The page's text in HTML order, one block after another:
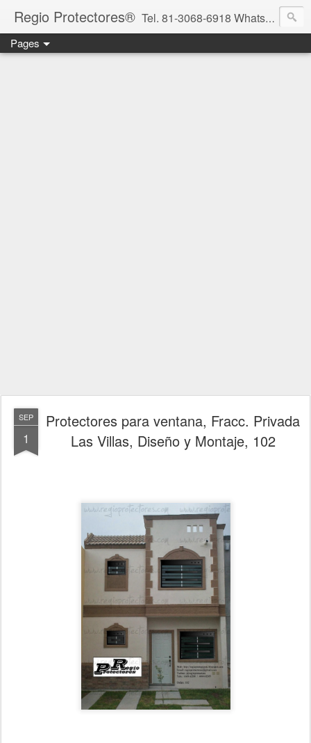
Regio Protectores® Tel. 81-3068-6918 WhatsApp 81-2636-2823 / 33-1145-3780 cotizacionregioprotectores@gmail.com / regioprotectores@gmail.com https://www.facebook.com/RegioProtectores/
Pages
SEP
1
Protectores para ventana, Fracc. Privada
Las Villas, Diseño y Montaje, 102